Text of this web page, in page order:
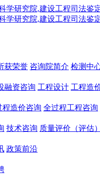
获荣誉 咨询院简介 检测中
融资咨询 工程设计 工程造
程造价咨询 全过程工程咨询
技术咨询 质量评价（评估）
政策前沿